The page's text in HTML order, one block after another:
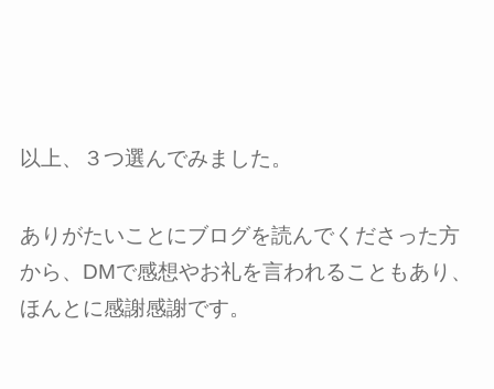
以上、３つ選んでみました。
ありがたいことにブログを読んでくださった方
から、DMで感想やお礼を言われることもあり、
ほんとに感謝感謝です。